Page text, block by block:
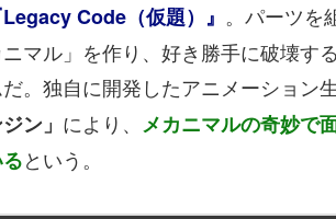
Legacy Code（仮題）』 。パーツを
ニマル」を作り、好き勝手に破壊す
。独自に開発したアニメーション
ン」 により、 メカニマルの奇妙で
という。